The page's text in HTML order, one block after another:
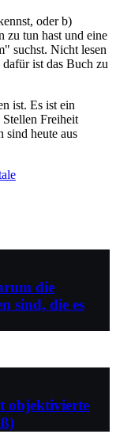
oder b)
zu tun hast und eine
suchst. Nicht lesen
ist das Buch zu
ist. Es ist ein
Freiheit
sind heute aus
die
sind, die es
objektivierte